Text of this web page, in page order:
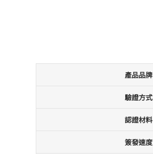
產品品牌
驗證方式
認證材料
簽發速度